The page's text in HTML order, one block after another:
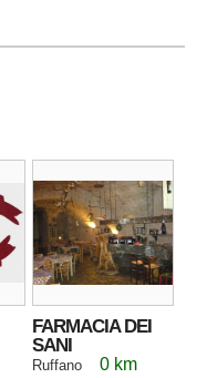
FARMACIA DEI
SANI
Ruffano 0 km